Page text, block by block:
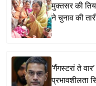
मुक्तसर की
ने चुनाव की
‘गैंगस्टरां ते
प्रभावशीलता